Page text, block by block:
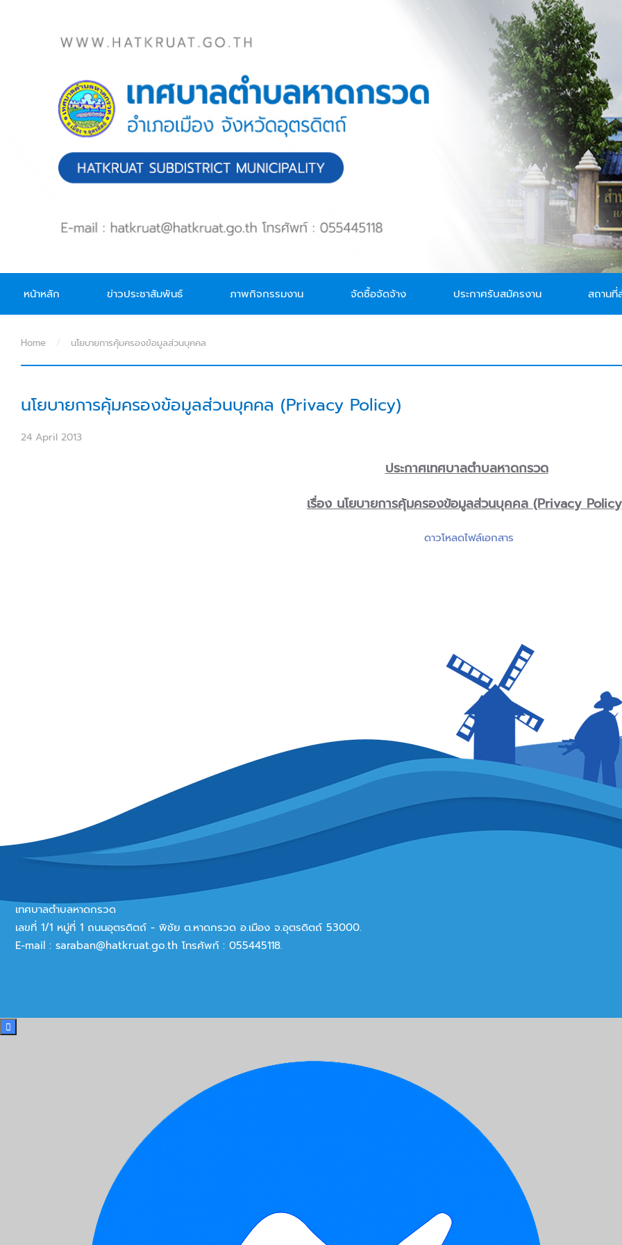
หน้าหลัก ข่าวประชาสัมพันธ์ ภาพกิจกรรมงาน จัดซื้อจัดจ้าง ประกาศรับสมัครงาน สถาน
Home นโยบายการคุ้มครองข้อมูลส่วนบุคคล
นโยบายการคุ้มครองข้อมูลส่วนบุคคล (Privacy Policy)
24 April 2013
ประกาศเทศบาลตำบลหาดกรวด
เรื่อง นโยบายการคุ้มครองข้อมูลส่วนบุคคล (Privacy
ดาวโหลดไฟล์เอกสาร
เทศบาลตำบลหาดกรวด
เลขที่ 1/1 หมู่ที่ 1 ถนนอุตรดิตถ์ - พิชัย ต.หาดกรวด อ.เมือง จ.อุตรดิตถ์ 53000.
E-mail : saraban@hatkruat.go.th โทรศัพท์ : 055445118.
